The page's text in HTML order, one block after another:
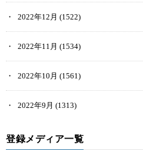
2022年12月 (1522)
2022年11月 (1534)
2022年10月 (1561)
2022年9月 (1313)
登録メディア一覧